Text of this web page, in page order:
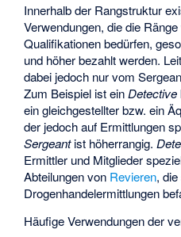
Innerhalb der Rangstruktur
Verwendungen, die die
Qualifikationen bedürfen,
und höher bezahlt werden.
dabei jedoch nur vom
Zum Beispiel ist einDetective
ein gleichgestellter bzw. ein
der jedoch auf Ermittlungen
Sergeantist höherrangig.
Ermittler und Mitglieder
Abteilungen von Revieren,
Drogenhandelermittlungen
Häufige Verwendungen der